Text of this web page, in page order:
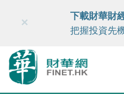
財華智庫網 FINTV
×
下載財華財
把握投資先